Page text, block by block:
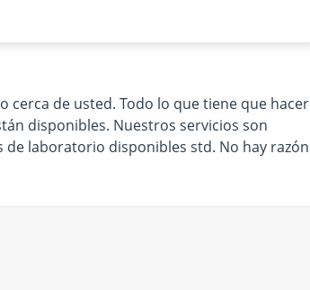
cerca de usted. Todo lo que tiene que hacer
disponibles. Nuestros servicios son
laboratorio disponibles std. No hay razón